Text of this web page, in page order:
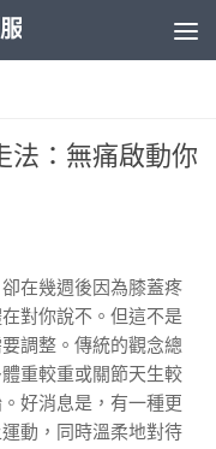
法：無痛啟動你
在幾週後因為膝蓋疼
對你說不。但這不是
調整。傳統的觀念總
重較重或關節天生較
好消息是，有一種更
動，同時溫柔地對待